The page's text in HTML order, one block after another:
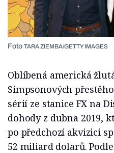
Foto TARA ZIEMBA/GETTY IMAGES
Oblíbená americká
Simpsonových
sérií ze stanice FX na
dohody z dubna 2019,
po předchozí akvizici
52 miliard dolarů.